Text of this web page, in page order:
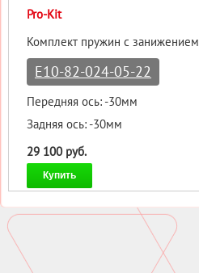
Pro-Kit
Комплект пружин с занижением
E10-82-024-05-22
Передняя ось: -30мм
Задняя ось: -30мм
29 100 руб.
Купить